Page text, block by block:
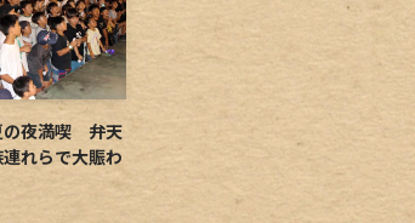
の夜満喫 弁天
れらで大賑わ